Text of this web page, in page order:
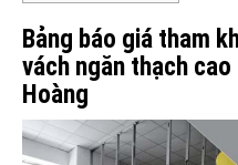
Bảng báo giá tham
vách ngăn thạch
Hoàng